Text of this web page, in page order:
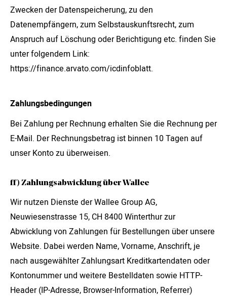
Zwecken der Datenspeicherung, zu den
Datenempfängern, zum Selbstauskunftsrecht, zum
Anspruch auf Löschung oder Berichtigung etc. finden Sie
unter folgendem Link:
https://finance.arvato.com/icdinfoblatt.
Zahlungsbedingungen
Bei Zahlung per Rechnung erhalten Sie die Rechnung per
E-Mail. Der Rechnungsbetrag ist binnen 10 Tagen auf
unser Konto zu überweisen.
ff) Zahlungsabwicklung über Wallee
Wir nutzen Dienste der Wallee Group AG,
Neuwiesenstrasse 15, CH 8400 Winterthur zur
Abwicklung von Zahlungen für Bestellungen über unsere
Website. Dabei werden Name, Vorname, Anschrift, je
nach ausgewählter Zahlungsart Kreditkartendaten oder
Kontonummer und weitere Bestelldaten sowie HTTP-
Header (IP-Adresse, Browser-Information, Referrer)